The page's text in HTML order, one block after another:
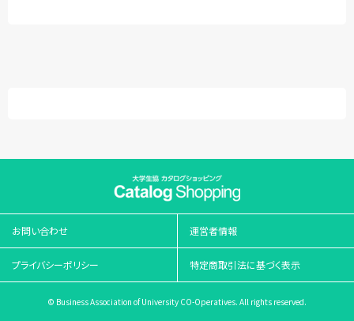
お問い合わせ 運営者情報
プライバシーポリシー 特定商取引法に基づく表示
© Business Association of University CO-Operatives. All rights reserved.